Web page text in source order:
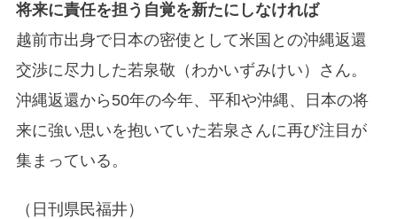
将来に責任を担う自覚を新たにしなければ
越前市出身で日本の密使として米国との沖縄返還
交渉に尽力した若泉敬（わかいずみけい）さん。
沖縄返還から50年の今年、平和や沖縄、日本の将
来に強い思いを抱いていた若泉さんに再び注目が
集まっている。
（日刊県民福井）